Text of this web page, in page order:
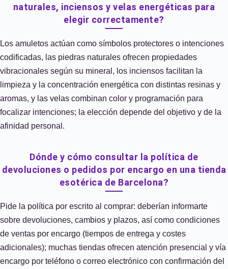
naturales, inciensos y velas energéticas para
elegir correctamente?
Los amuletos actúan como símbolos protectores o intenciones
codificadas, las piedras naturales ofrecen propiedades
vibracionales según su mineral, los inciensos facilitan la
limpieza y la concentración energética con distintas resinas y
aromas, y las velas combinan color y programación para
focalizar intenciones; la elección depende del objetivo y de la
afinidad personal.
Dónde y cómo consultar la política de
devoluciones o pedidos por encargo en una tienda
esotérica de Barcelona?
Pide la política por escrito al comprar: deberían informarte
sobre devoluciones, cambios y plazos, así como condiciones
de ventas por encargo (tiempos de entrega y costes
adicionales); muchas tiendas ofrecen atención presencial y vía
encargo por teléfono o correo electrónico con confirmación del